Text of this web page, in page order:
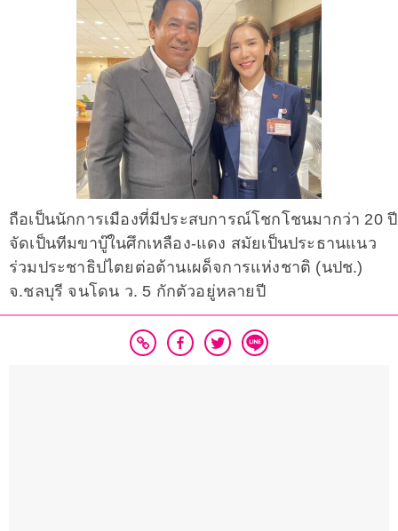
ถือเป็นนักการเมืองที่มีประสบการณ์โชกโชนมากว่า 20 ปี
จัดเป็นทีมขาบู๊ในศึกเหลือง-แดง สมัยเป็นประธานแนว
ร่วมประชาธิปไตยต่อต้านเผด็จการแห่งชาติ (นปช.)
จ.ชลบุรี จนโดน ว. 5 กักตัวอยู่หลายปี